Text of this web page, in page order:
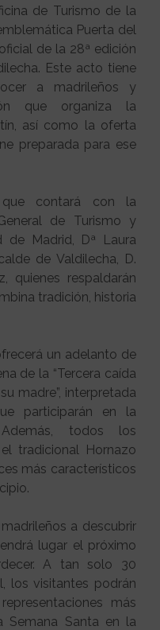
de Turismo de la
Puerta del
de la 28ª edición
Este acto tiene
a madrileños y
que organiza la
así como la oferta
preparada para ese
contará con la
de Turismo y
de Madrid, Dª Laura
de Valdilecha, D.
quienes respaldarán
tradición, historia
un adelanto de
de la “Tercera caída
madre”, interpretada
participarán en la
Además, todos los
tradicional Hornazo
más característicos
a descubrir
lugar el próximo
A tan solo 30
los visitantes podrán
más
Semana Santa en la